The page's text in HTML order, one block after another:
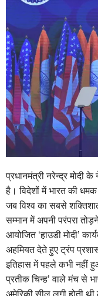
प्रधानमंत्री नरेन्द्र मोदी
है। विदेशों में भारत की
जब विश्व का सबसे
सम्मान में अपनी परंपरा
आयोजित ‘हाउडी मोदी’
अहमियत देते हुए ट्रंप
इतिहास में पहले कभी नहीं
प्रतीक चिन्ह’ वाले मंच से